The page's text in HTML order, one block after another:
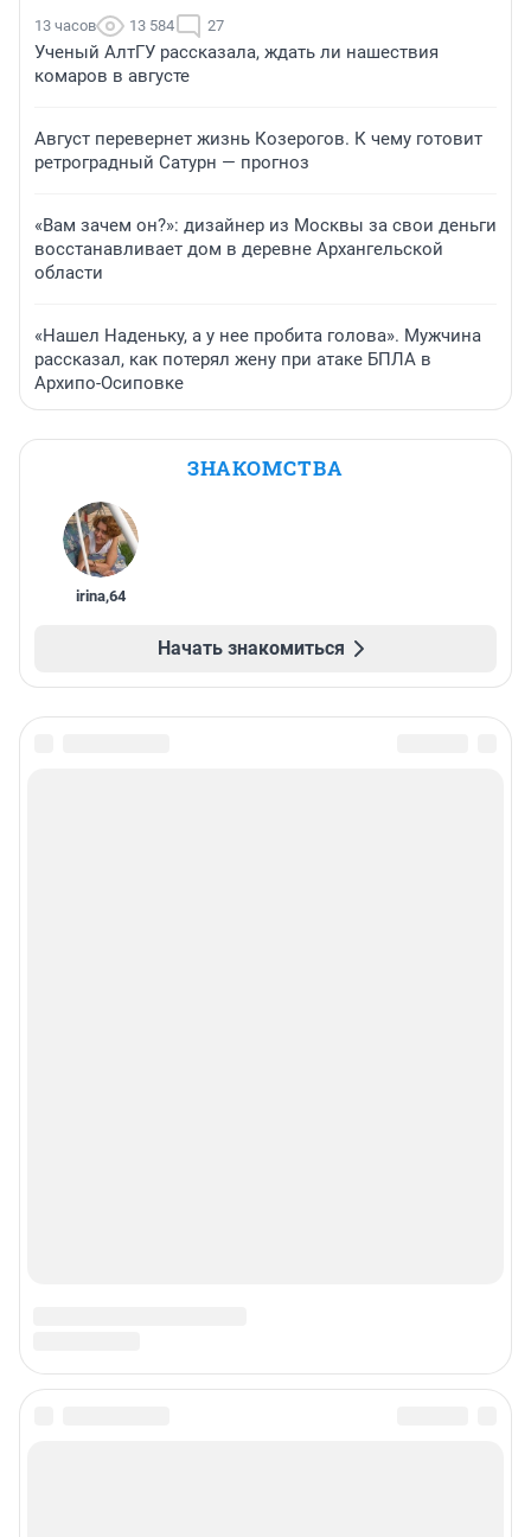
13 часов 13 584 27
Ученый АлтГУ рассказала, ждать ли нашествия
комаров в августе
Август перевернет жизнь Козерогов. К чему готовит
ретроградный Сатурн — прогноз
«Вам зачем он?»: дизайнер из Москвы за свои деньги
восстанавливает дом в деревне Архангельской
области
«Нашел Наденьку, а у нее пробита голова». Мужчина
рассказал, как потерял жену при атаке БПЛА в
Архипо-Осиповке
ЗНАКОМСТВА
irina,64
Начать знакомиться